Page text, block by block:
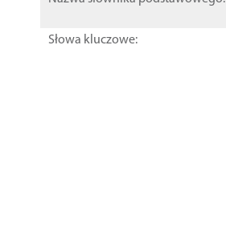
Słowa kluczowe: